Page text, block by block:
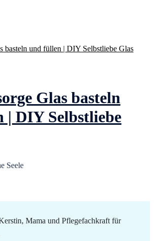
Glas basteln
| DIY Selbstliebe
Seele
Mama und Pflegefachkraft für